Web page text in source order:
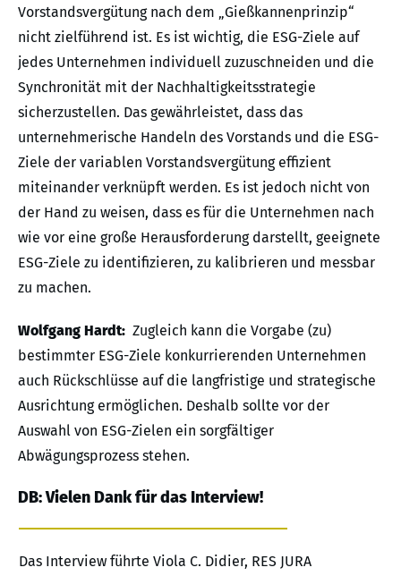
Vorstandsvergütung nach dem „Gießkannenprinzip“
nicht zielführend ist. Es ist wichtig, die ESG-Ziele auf
jedes Unternehmen individuell zuzuschneiden und die
Synchronität mit der Nachhaltigkeitsstrategie
sicherzustellen. Das gewährleistet, dass das
unternehmerische Handeln des Vorstands und die ESG-
Ziele der variablen Vorstandsvergütung effizient
miteinander verknüpft werden. Es ist jedoch nicht von
der Hand zu weisen, dass es für die Unternehmen nach
wie vor eine große Herausforderung darstellt, geeignete
ESG-Ziele zu identifizieren, zu kalibrieren und messbar
zu machen.
Wolfgang Hardt: Zugleich kann die Vorgabe (zu)
bestimmter ESG-Ziele konkurrierenden Unternehmen
auch Rückschlüsse auf die langfristige und strategische
Ausrichtung ermöglichen. Deshalb sollte vor der
Auswahl von ESG-Zielen ein sorgfältiger
Abwägungsprozess stehen.
DB: Vielen Dank für das Interview!
Das Interview führte Viola C. Didier, RES JURA